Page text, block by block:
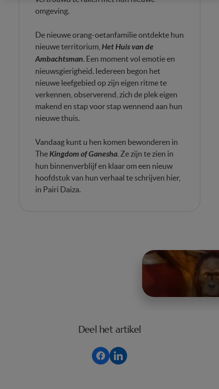
omgeving.
De nieuwe orang-oetanfamilie ontdekte hun
nieuwe territorium, Het Huis van de
Ambachtsman. Een moment vol emotie en
nieuwsgierigheid. Iedereen begon het
nieuwe leefgebied op zijn eigen ritme te
verkennen, observerend, zich de plek eigen
makend en stap voor stap wennend aan hun
nieuwe thuis.
Vandaag kunt u hen komen bewonderen in
TheKingdom of Ganesha. Ze zijn te zien in
hun binnenverblijf en klaar om een nieuw
hoofdstuk van hun verhaal te schrijven hier,
in Pairi Daiza.
Deel het artikel